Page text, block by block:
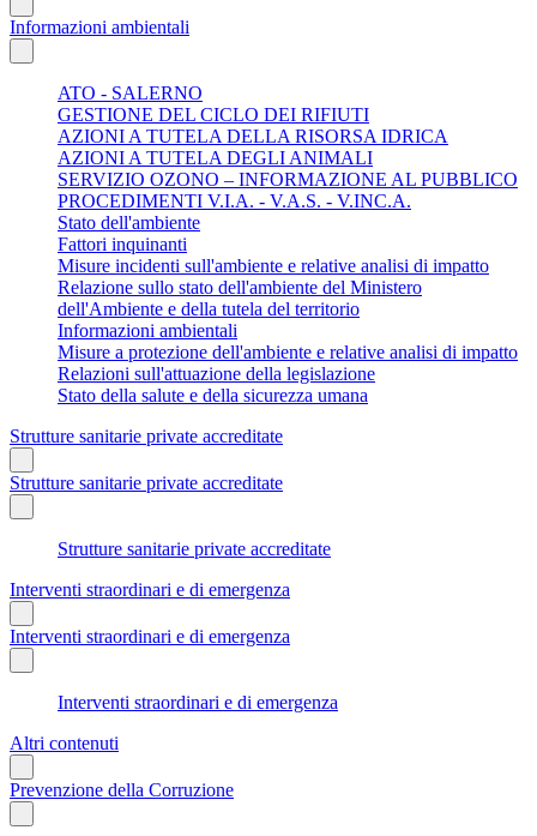
Informazioni ambientali
ATO - SALERNO
GESTIONE DEL CICLO DEI RIFIUTI
AZIONI A TUTELA DELLA RISORSA IDRICA
AZIONI A TUTELA DEGLI ANIMALI
SERVIZIO OZONO – INFORMAZIONE AL PUBBLICO
PROCEDIMENTI V.I.A. - V.A.S. - V.INC.A.
Stato dell'ambiente
Fattori inquinanti
Misure incidenti sull'ambiente e relative analisi di impatto
Relazione sullo stato dell'ambiente del Ministero
dell'Ambiente e della tutela del territorio
Informazioni ambientali
Misure a protezione dell'ambiente e relative analisi di impatto
Relazioni sull'attuazione della legislazione
Stato della salute e della sicurezza umana
Strutture sanitarie private accreditate
Strutture sanitarie private accreditate
Strutture sanitarie private accreditate
Interventi straordinari e di emergenza
Interventi straordinari e di emergenza
Interventi straordinari e di emergenza
Altri contenuti
Prevenzione della Corruzione